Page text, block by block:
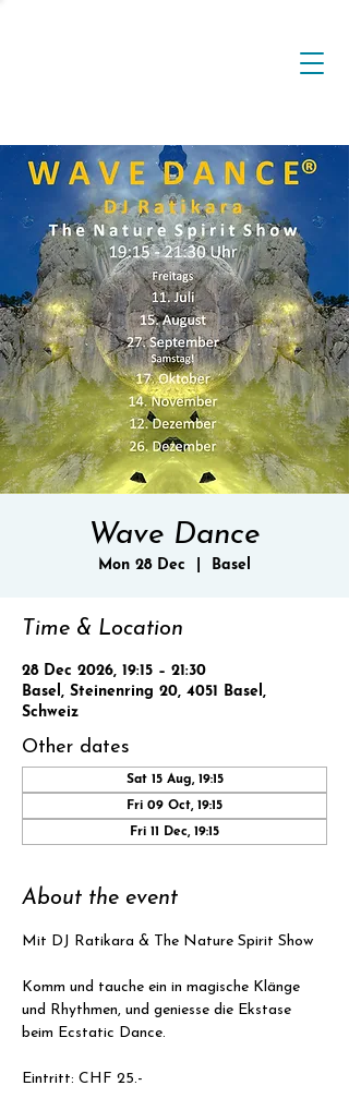
Wave Dance
Mon 28 Dec Basel
Time & Location
28 Dec 2026, 19:15 – 21:30
Basel, Steinenring 20, 4051 Basel,
Schweiz
Other dates
Sat 15 Aug, 19:15
Fri 09 Oct, 19:15
Fri 11 Dec, 19:15
About the event
Mit DJ Ratikara & The Nature Spirit Show
Komm und tauche ein in magische Klänge
und Rhythmen, und geniesse die Ekstase
beim Ecstatic Dance.
Eintritt: CHF 25.-